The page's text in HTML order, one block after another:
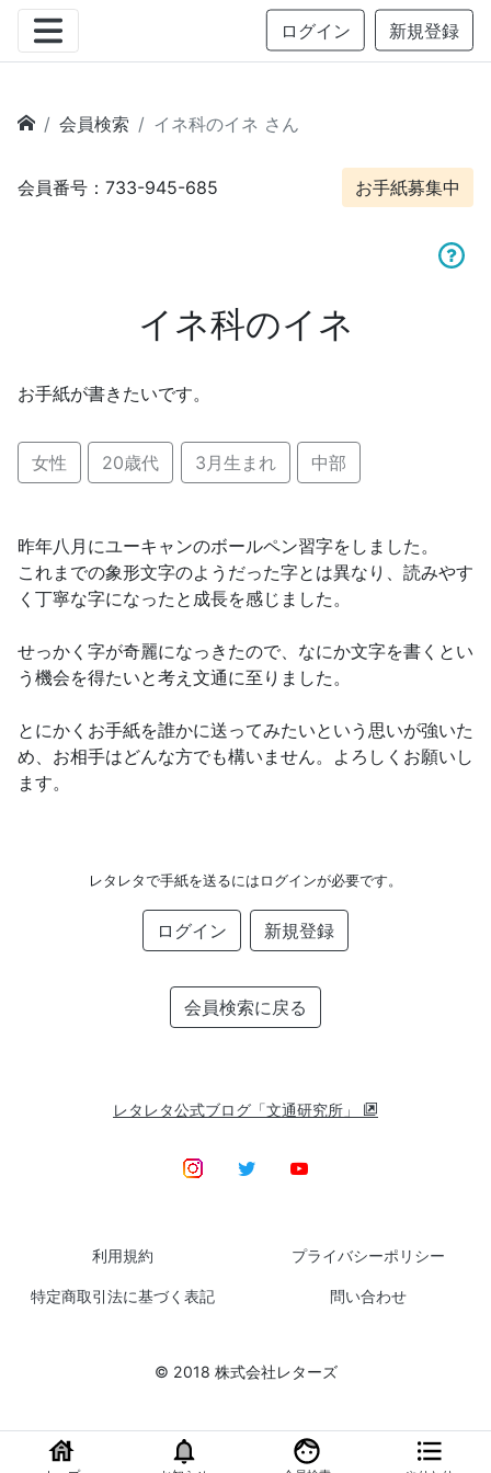
ログイン 新規登録
会員検索 イネ科のイネ さん
会員番号：733-945-685 お手紙募集中
イネ科のイネ
お手紙が書きたいです。
女性 20歳代 3月生まれ 中部
昨年八月にユーキャンのボールペン習字をしました。
これまでの象形文字のようだった字とは異なり、読みやす
く丁寧な字になったと成長を感じました。
せっかく字が奇麗になっきたので、なにか文字を書くとい
う機会を得たいと考え文通に至りました。
とにかくお手紙を誰かに送ってみたいという思いが強いた
め、お相手はどんな方でも構いません。よろしくお願いし
ます。
レタレタで手紙を送るにはログインが必要です。
ログイン 新規登録
会員検索に戻る
レタレタ公式ブログ「文通研究所」
利用規約 プライバシーポリシー
特定商取引法に基づく表記 問い合わせ
© 2018 株式会社レターズ